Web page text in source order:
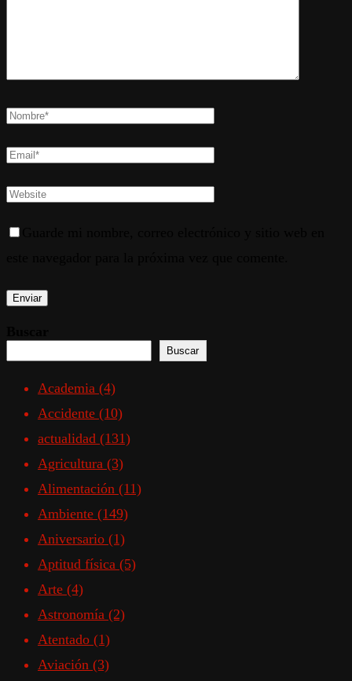
Buscar
Academia (4)
Accidente (10)
actualidad (131)
Agricultura (3)
Alimentación (11)
Ambiente (149)
Aniversario (1)
Aptitud física (5)
Arte (4)
Astronomía (2)
Atentado (1)
Aviación (3)